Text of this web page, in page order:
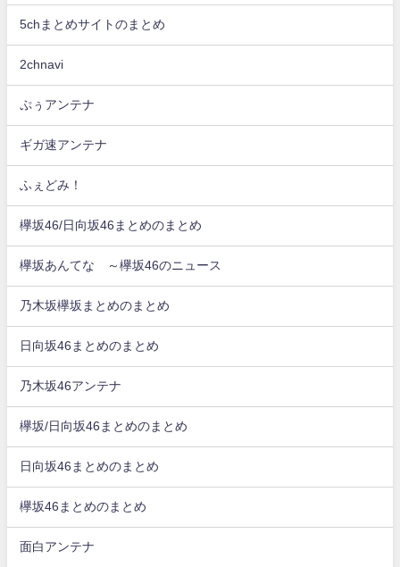
5chまとめサイトのまとめ
2chnavi
ぷぅアンテナ
ギガ速アンテナ
ふぇどみ！
欅坂46/日向坂46まとめのまとめ
欅坂あんてな ～欅坂46のニュース
乃木坂欅坂まとめのまとめ
日向坂46まとめのまとめ
乃木坂46アンテナ
欅坂/日向坂46まとめのまとめ
日向坂46まとめのまとめ
欅坂46まとめのまとめ
面白アンテナ